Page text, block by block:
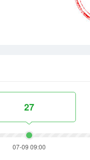
27
07-09 09:00